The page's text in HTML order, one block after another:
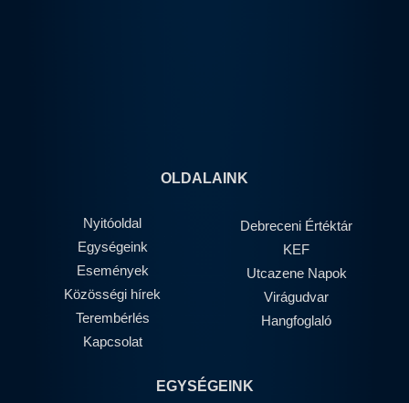
OLDALAINK
Nyitóoldal
Egységeink
Események
Közösségi hírek
Terembérlés
Kapcsolat
Debreceni Értéktár
KEF
Utcazene Napok
Virágudvar
Hangfoglaló
EGYSÉGEINK